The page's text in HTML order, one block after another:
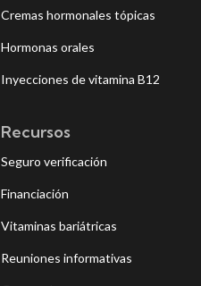
Cremas hormonales tópicas
Hormonas orales
Inyecciones de vitamina B12
Recursos
Seguro verificación
Financiación
Vitaminas bariátricas
Reuniones informativas